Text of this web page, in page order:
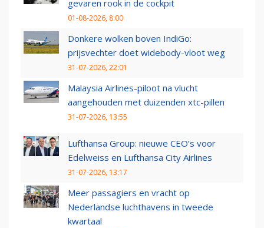
gevaren rook in de cockpit
01-08-2026, 8:00
Donkere wolken boven IndiGo:
prijsvechter doet widebody-vloot weg
31-07-2026, 22:01
Malaysia Airlines-piloot na vlucht
aangehouden met duizenden xtc-pillen
31-07-2026, 13:55
Lufthansa Group: nieuwe CEO’s voor
Edelweiss en Lufthansa City Airlines
31-07-2026, 13:17
Meer passagiers en vracht op
Nederlandse luchthavens in tweede
kwartaal